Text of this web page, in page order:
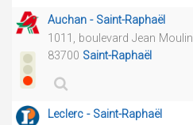
Auchan - Saint-Raphaël
1011, boulevard Jean Moulin
83700 Saint-Raphaël
Leclerc - Saint-Raphaël